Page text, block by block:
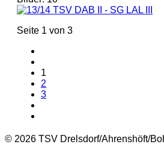
Seite 1 von 3
1
2
3
© 2026 TSV Drelsdorf/Ahrenshöft/